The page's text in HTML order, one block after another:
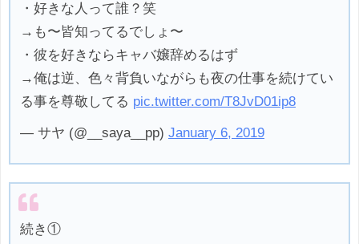
・好きな人って誰？笑
→も〜皆知ってるでしょ〜
・彼を好きならキャバ嬢辞めるはず
→俺は逆、色々背負いながらも夜の仕事を続けてい
る事を尊敬してる pic.twitter.com/T8JvD01ip8
— サヤ (@__saya__pp) January 6, 2019
続き①